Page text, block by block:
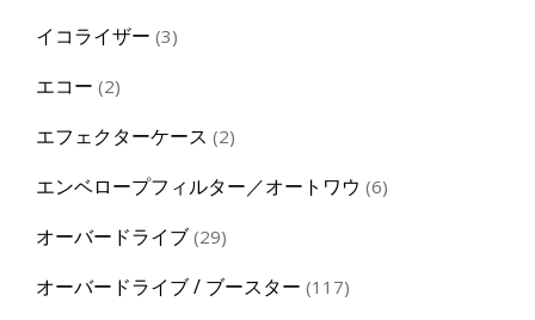
イコライザー 33
エコー 22
エフェクターケース 22
エンベロープフィルター／オートワウ 66
オーバードライブ 2929
オーバードライブ / ブースター 117117